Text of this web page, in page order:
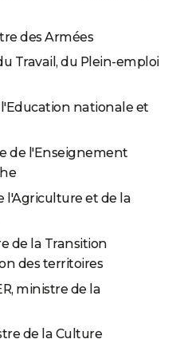
des Armées
Travail, du Plein-emploi
nationale et
de l'Enseignement
l'Agriculture et de la
de la Transition
des territoires
ministre de la
de la Culture